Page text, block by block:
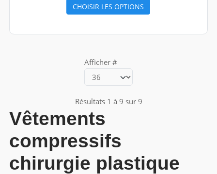
CHOISIR LES OPTIONS
Afficher #
Résultats 1 à 9 sur 9
Vêtements
compressifs
chirurgie plastique